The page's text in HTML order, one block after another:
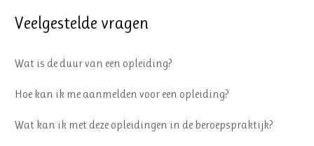
Veelgestelde vragen
Wat is de duur van een opleiding?
Hoe kan ik me aanmelden voor een opleiding?
Wat kan ik met deze opleidingen in de beroepspraktijk?